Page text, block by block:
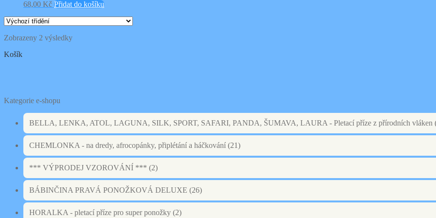
68,00 Kč Přidat do košíku
Zobrazeny 2 výsledky
Košík
Kategorie e-shopu
BELLA, LENKA, ATOL, LAGUNA, SILK, SPORT, SAFARI, PANDA, ŠUMAVA, LAURA - Pletací příze z přírodních vláken
CHEMLONKA - na dredy, afrocopánky, připlétání a háčkování (21)
*** VÝPRODEJ VZOROVÁNÍ *** (2)
BÁBINČINA PRAVÁ PONOŽKOVÁ DELUXE (26)
HORALKA - pletací příze pro super ponožky (2)